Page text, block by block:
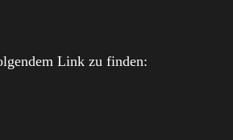
Link zu finden: